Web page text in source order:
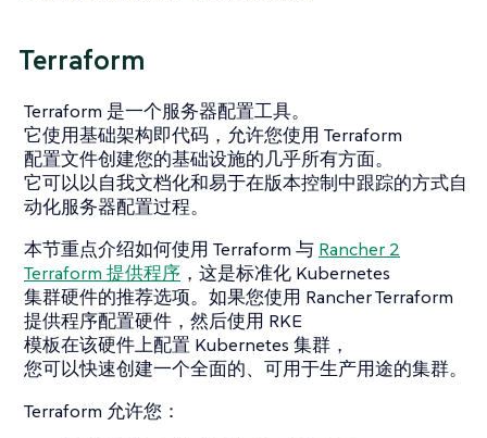
Terraform
Terraform 是一个服务器配置工具。
它使用基础架构即代码，允许您使用 Terraform
配置文件创建您的基础设施的几乎所有方面。
它可以以自我文档化和易于在版本控制中跟踪的方式自
动化服务器配置过程。
本节重点介绍如何使用 Terraform 与 Rancher 2
Terraform 提供程序 ，这是标准化 Kubernetes
集群硬件的推荐选项。如果您使用 Rancher Terraform
提供程序配置硬件，然后使用 RKE
模板在该硬件上配置 Kubernetes 集群，
您可以快速创建一个全面的、可用于生产用途的集群。
Terraform 允许您：